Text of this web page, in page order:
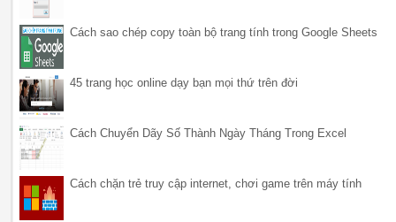
Cách sao chép copy toàn bộ trang tính trong Google Sheets
45 trang học online dạy bạn mọi thứ trên đời
Cách Chuyển Dãy Số Thành Ngày Tháng Trong Excel
Cách chặn trẻ truy cập internet, chơi game trên máy tính